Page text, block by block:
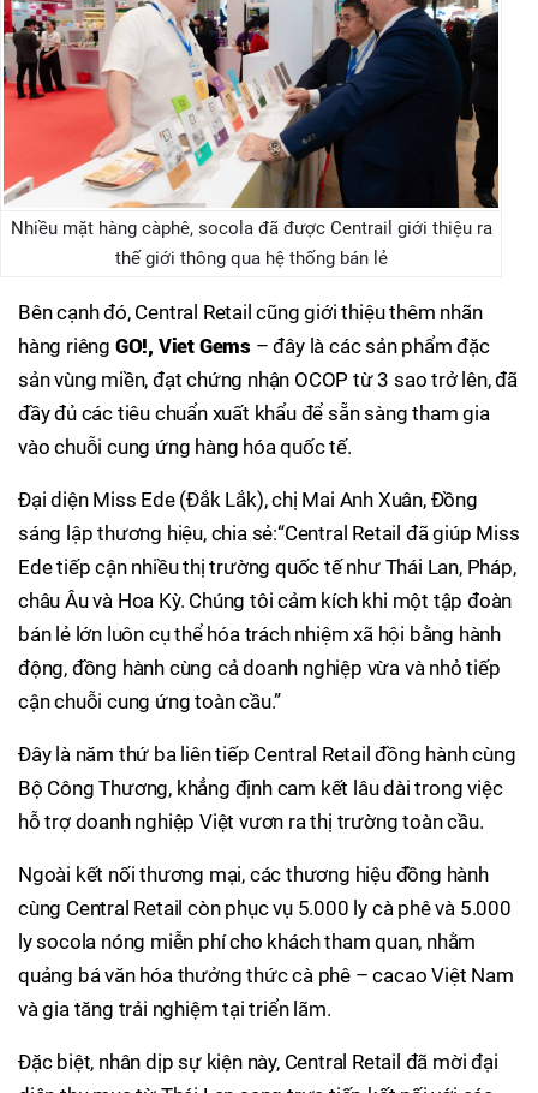
Nhiều mặt hàng càphê, socola đã được Centrail giới thiệu ra
thế giới thông qua hệ thống bán lẻ
Bên cạnh đó, Central Retail cũng giới thiệu thêm nhãn
hàng riêng GO!, Viet Gems – đây là các sản phẩm đặc
sản vùng miền, đạt chứng nhận OCOP từ 3 sao trở lên, đã
đầy đủ các tiêu chuẩn xuất khẩu để sẵn sàng tham gia
vào chuỗi cung ứng hàng hóa quốc tế.
Đại diện Miss Ede (Đắk Lắk), chị Mai Anh Xuân, Đồng
sáng lập thương hiệu, chia sẻ:“Central Retail đã giúp Miss
Ede tiếp cận nhiều thị trường quốc tế như Thái Lan, Pháp,
châu Âu và Hoa Kỳ. Chúng tôi cảm kích khi một tập đoàn
bán lẻ lớn luôn cụ thể hóa trách nhiệm xã hội bằng hành
động, đồng hành cùng cả doanh nghiệp vừa và nhỏ tiếp
cận chuỗi cung ứng toàn cầu.”
Đây là năm thứ ba liên tiếp Central Retail đồng hành cùng
Bộ Công Thương, khẳng định cam kết lâu dài trong việc
hỗ trợ doanh nghiệp Việt vươn ra thị trường toàn cầu.
Ngoài kết nối thương mại, các thương hiệu đồng hành
cùng Central Retail còn phục vụ 5.000 ly cà phê và 5.000
ly socola nóng miễn phí cho khách tham quan, nhằm
quảng bá văn hóa thưởng thức cà phê – cacao Việt Nam
và gia tăng trải nghiệm tại triển lãm.
Đặc biệt, nhân dịp sự kiện này, Central Retail đã mời đại